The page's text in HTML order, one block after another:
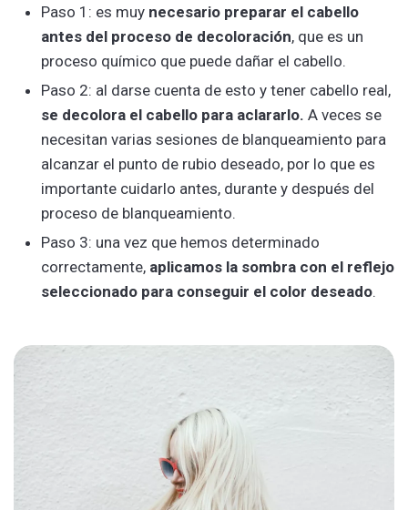
Paso 1: es muy necesario preparar el cabello
antes del proceso de decoloración, que es un
proceso químico que puede dañar el cabello.
Paso 2: al darse cuenta de esto y tener cabello real,
se decolora el cabello para aclararlo. A veces se
necesitan varias sesiones de blanqueamiento para
alcanzar el punto de rubio deseado, por lo que es
importante cuidarlo antes, durante y después del
proceso de blanqueamiento.
Paso 3: una vez que hemos determinado
correctamente, aplicamos la sombra con el reflejo
seleccionado para conseguir el color deseado.